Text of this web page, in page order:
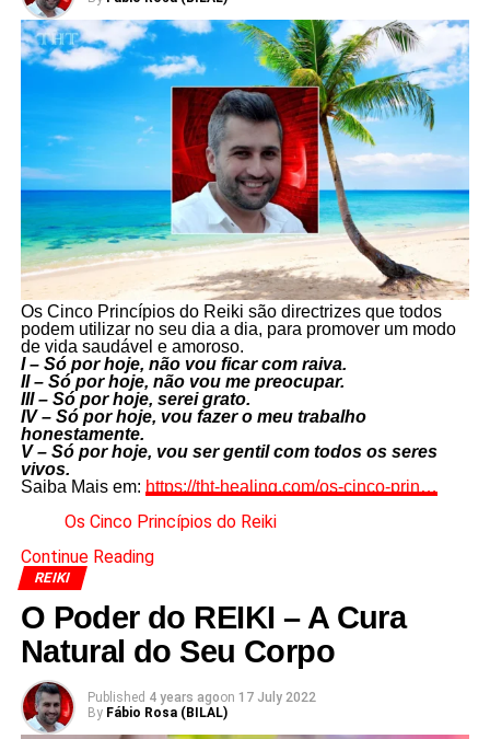
Os Cinco Princípios do Reiki são directrizes que todos
podem utilizar no seu dia a dia, para promover um modo
de vida saudável e amoroso.
I – Só por hoje, não vou ficar com raiva.
II – Só por hoje, não vou me preocupar.
III – Só por hoje, serei grato.
IV – Só por hoje, vou fazer o meu trabalho
honestamente.
V – Só por hoje, vou ser gentil com todos os seres
vivos.
Saiba Mais em: https://tht-healing.com/os-cinco-prin…
Os Cinco Princípios do Reiki
Continue Reading
REIKI
O Poder do REIKI – A Cura
Natural do Seu Corpo
Published 4 years agoon 17 July 2022
By Fábio Rosa (BILAL)